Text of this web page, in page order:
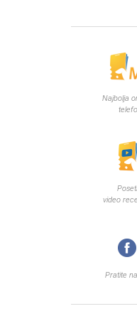
Najbolja
video
Pratite